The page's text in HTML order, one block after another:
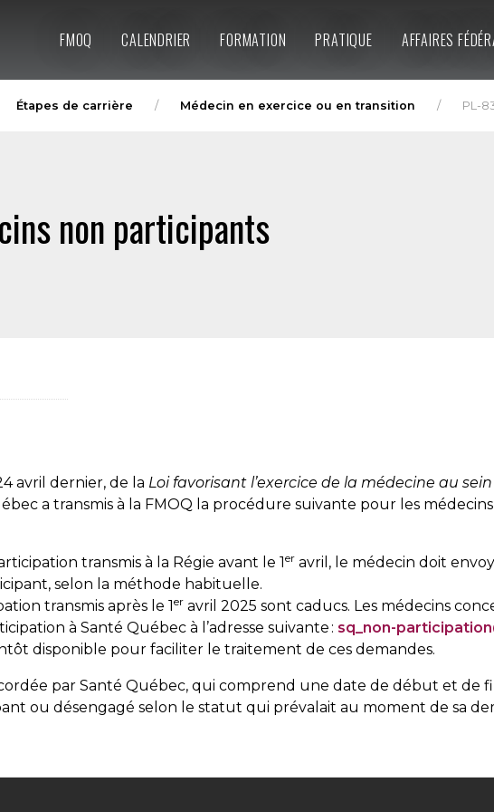
FMOQ CALENDRIER FORMATION PRATIQUE AFFAIRES
Étapes de carrière Médecin en exercice ou en transition PL-
non participants
avril dernier, de la Loi favorisant l’exercice de la médecine au
a transmis à la FMOQ la procédure suivante pour les
transmis à la Régie avant le 1 er avril, le médecin doit
selon la méthode habituelle.
transmis après le 1 er avril 2025 sont caducs. Les médecins
à Santé Québec à l’adresse suivante : sq_non-
disponible pour faciliter le traitement de ces demandes.
par Santé Québec, qui comprend une date de début et de
ou désengagé selon le statut qui prévalait au moment de sa